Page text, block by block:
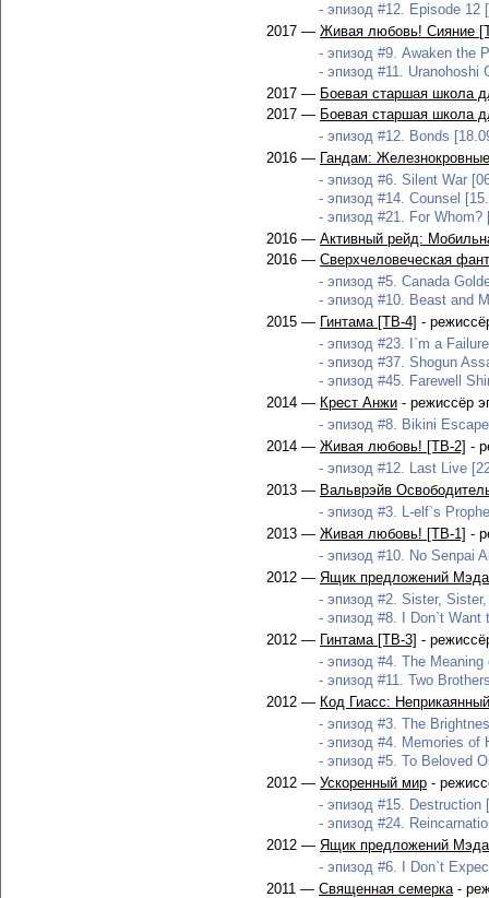
- эпизод #12. Episode 12
2017 — Живая любовь! Сияние
- эпизод #9. Awaken the
- эпизод #11. Uranohoshi
2017 — Боевая старшая школа
2017 — Боевая старшая школа
- эпизод #12. Bonds
2016 — Гандам:
- эпизод #6. Silent War
- эпизод #14. Counsel
- эпизод #21. For Whom?
2016 — Активный рейд:
2016 — Сверхчеловеческая
- эпизод #5. Canada
- эпизод #10. Beast and
2015 — Гинтама [ТВ-4] -
- эпизод #23. I`m a
- эпизод #37. Shogun
- эпизод #45. Farewell
2014 — Крест Анжи - режиссёр
- эпизод #8. Bikini
2014 — Живая любовь! [ТВ-2] -
- эпизод #12. Last Live
2013 — Вальврэйв
- эпизод #3. L-elf`s
2013 — Живая любовь! [ТВ-1] -
- эпизод #10. No Senpai
2012 — Ящик предложений
- эпизод #2. Sister,
- эпизод #8. I Don`t Want
2012 — Гинтама [ТВ-3] -
- эпизод #4. The
- эпизод #11. Two
2012 — Код Гиасс:
- эпизод #3. The
- эпизод #4. Memories of
- эпизод #5. To Beloved
2012 — Ускоренный мир -
- эпизод #15. Destruction
- эпизод #24.
2012 — Ящик предложений
- эпизод #6. I Don`t
2011 — Священная семерка-